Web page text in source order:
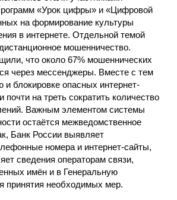
«Урок цифры» и «Цифровой
на формирование культуры
в интернете. Отдельной темой
мошенничество.
что около 67% мошеннических
через мессенджеры. Вместе с тем
блокировке опасных интернет-
почти на треть сократить количество
Важным элементом системы
остаётся межведомственное
Банк России выявляет
номера и интернет-сайты,
сведения операторам связи,
имён и в Генеральную
принятия необходимых мер.